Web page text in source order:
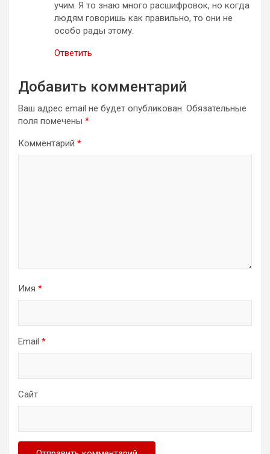
учим. Я то знаю много расшифровок, но когда
людям говоришь как правильно, то они не
особо рады этому.
Ответить
Добавить комментарий
Ваш адрес email не будет опубликован. Обязательные
поля помечены *
Комментарий *
Имя *
Email *
Сайт